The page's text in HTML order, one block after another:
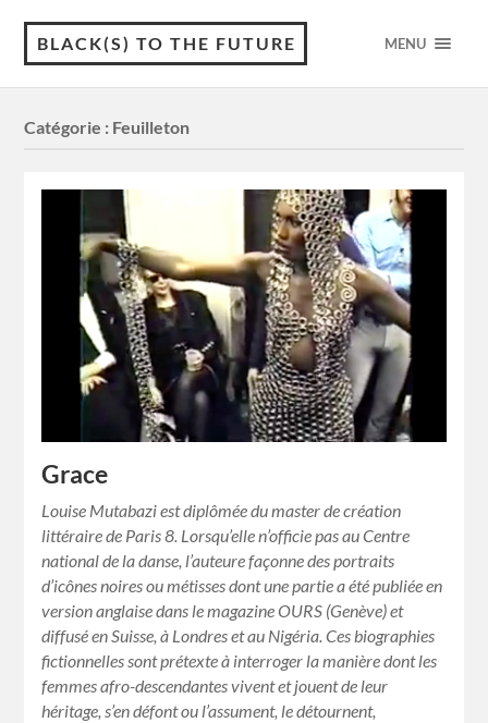
BLACK(S) TO THE FUTURE MENU
Catégorie : Feuilleton
Grace
Louise Mutabazi est diplômée du master de création
littéraire de Paris 8. Lorsqu’elle n’officie pas au Centre
national de la danse, l’auteure façonne des portraits
d’icônes noires ou métisses dont une partie a été publiée en
version anglaise dans le magazine OURS (Genève) et
diffusé en Suisse, à Londres et au Nigéria. Ces biographies
fictionnelles sont prétexte à interroger la manière dont les
femmes afro-descendantes vivent et jouent de leur
héritage, s’en défont ou l’assument, le détournent,